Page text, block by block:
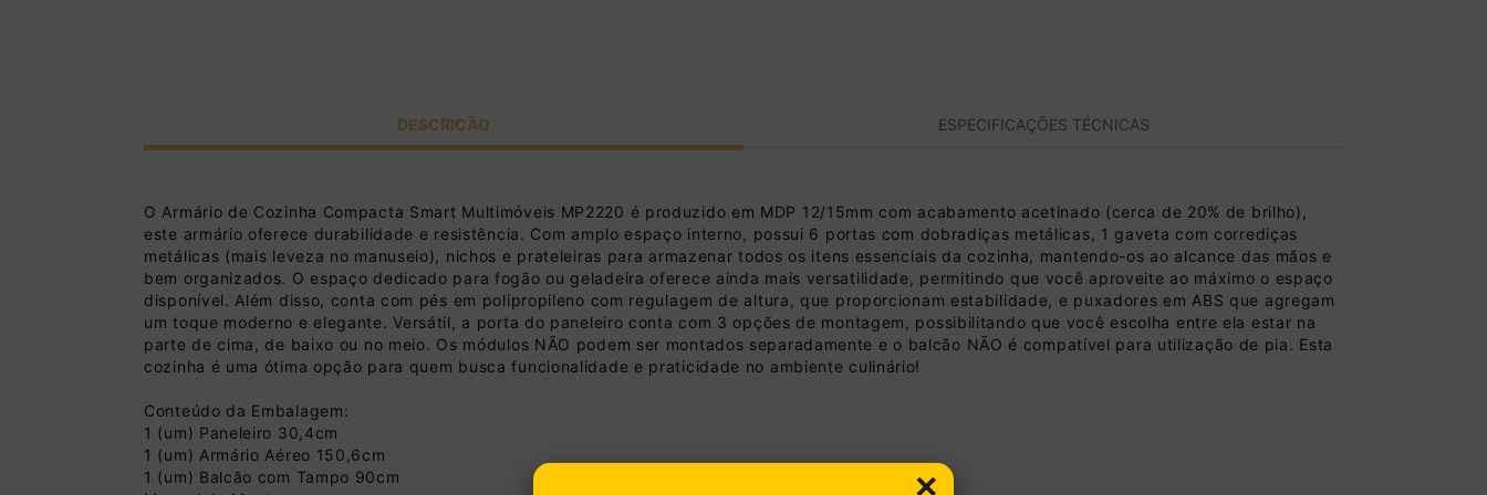
DESCRIÇÃO ESPECIFICAÇÕES TÉCNICAS
O Armário de Cozinha Compacta Smart Multimóveis MP2220 é produzido em MDP 12/15mm com acabamento acetinado (cerca de 20% de brilho),
este armário oferece durabilidade e resistência. Com amplo espaço interno, possui 6 portas com dobradiças metálicas, 1 gaveta com corrediças
metálicas (mais leveza no manuseio), nichos e prateleiras para armazenar todos os itens essenciais da cozinha, mantendo-os ao alcance das mãos e
bem organizados. O espaço dedicado para fogão ou geladeira oferece ainda mais versatilidade, permitindo que você aproveite ao máximo o espaço
disponível. Além disso, conta com pés em polipropileno com regulagem de altura, que proporcionam estabilidade, e puxadores em ABS que agregam
um toque moderno e elegante. Versátil, a porta do paneleiro conta com 3 opções de montagem, possibilitando que você escolha entre ela estar na
parte de cima, de baixo ou no meio. Os módulos NÃO podem ser montados separadamente e o balcão NÃO é compatível para utilização de pia. Esta
cozinha é uma ótima opção para quem busca funcionalidade e praticidade no ambiente culinário!
Conteúdo da Embalagem:
1 (um) Paneleiro 30,4cm
1 (um) Armário Aéreo 150,6cm
1 (um) Balcão com Tampo 90cm